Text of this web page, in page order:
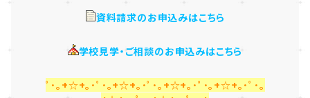
資料請求のお申込みはこちら
学校見学・ご相談のお申込みはこちら
ﾟ･｡+☆+｡･ﾟ･｡+☆+｡･ﾟ･｡+☆+｡･ﾟ･｡+☆+｡･ﾟ･｡